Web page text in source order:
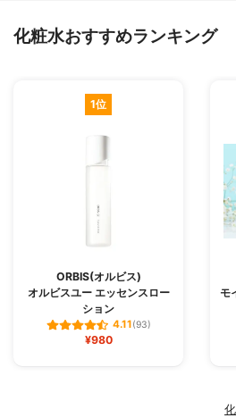
化粧水おすすめランキング
1位
ORBIS(オルビス)
オルビスユー エッセンスロー
ション
4.11(93)
¥980
モ